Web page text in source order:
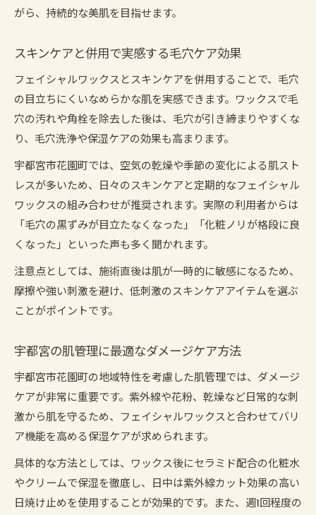
毛穴ケアに強いフェイシャルワックスの効果と
くすみ改善に役立つスキンケアの選び方
フェイシャルワックス後の肌管理で透明感アッ
敏感肌にも嬉しいスキンケア実践ポイント
敏感肌を守るスキンケアとダメージケアの基礎
フェイシャルワックスが叶える優しい毛穴ケア
剥離なし施術とスキンケアで敏感肌も安心
宇都宮で選ばれる敏感肌向けスキンケア法
日常でできるダメージケアと保湿テクニック
忙しい毎日に役立つ時短スキンケアのコツ
フェイシャルワックスを自宅で手軽に取り入れ
る方法
手軽なスキンケアで透明感美肌を目指すポイン
ト
自宅ケアで実践できる毛穴・くすみ対策術
ダメージケアと保湿の両立で美肌維持を実現
がら、持続的な美肌を目指せます。
スキンケアと併用で実感する毛穴ケア効果
フェイシャルワックスとスキンケアを併用することで、毛穴
の目立ちにくいなめらかな肌を実感できます。ワックスで毛
穴の汚れや角栓を除去した後は、毛穴が引き締まりやすくな
り、毛穴洗浄や保湿ケアの効果も高まります。
宇都宮市花園町では、空気の乾燥や季節の変化による肌スト
レスが多いため、日々のスキンケアと定期的なフェイシャル
ワックスの組み合わせが推奨されます。実際の利用者からは
「毛穴の黒ずみが目立たなくなった」「化粧ノリが格段に良
くなった」といった声も多く聞かれます。
注意点としては、施術直後は肌が一時的に敏感になるため、
摩擦や強い刺激を避け、低刺激のスキンケアアイテムを選ぶ
ことがポイントです。
宇都宮の肌管理に最適なダメージケア方法
宇都宮市花園町の地域特性を考慮した肌管理では、ダメージ
ケアが非常に重要です。紫外線や花粉、乾燥など日常的な刺
激から肌を守るため、フェイシャルワックスと合わせてバリ
ア機能を高める保湿ケアが求められます。
具体的な方法としては、ワックス後にセラミド配合の化粧水
やクリームで保湿を徹底し、日中は紫外線カット効果の高い
日焼け止めを使用することが効果的です。また、週1回程度の